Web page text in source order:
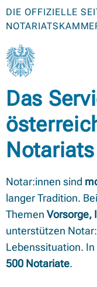
Das
Notariats
DIE OFFIZIELLE
Notar:innen sind
langer Tradition.
Themen Vorsorge,
unterstützen
Lebenssituation.
500 Notariate.